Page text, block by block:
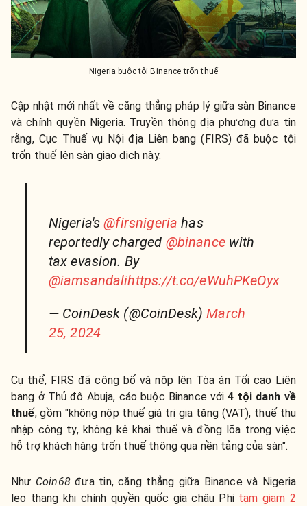
Nigeria buộc tội Binance trốn thuế
Cập nhật mới nhất về căng thẳng pháp lý giữa sàn Binance
và chính quyền Nigeria. Truyền thông địa phương đưa tin
rằng, Cục Thuế vụ Nội địa Liên bang (FIRS) đã buộc tội
trốn thuế lên sàn giao dịch này.
Nigeria's@firsnigeria has
reportedly charged @binancewith
tax evasion. By
@iamsandalihttps://t.co/eWuhPKeOyx
— CoinDesk (@CoinDesk)March
25, 2024
Cụ thể, FIRS đã công bố và nộp lên Tòa án Tối cao Liên
bang ở Thủ đô Abuja, cáo buộc Binance với4 tội danh về
thuế, gồm "không nộp thuế giá trị gia tăng (VAT), thuế thu
nhập công ty, không kê khai thuế và đồng lõa trong việc
hỗ trợ khách hàng trốn thuế thông qua nền tảng của sàn".
Như Coin68đưa tin, căng thẳng giữa Binance và Nigeria
leo thang khi chính quyền quốc gia châu Phi tạm giam 2